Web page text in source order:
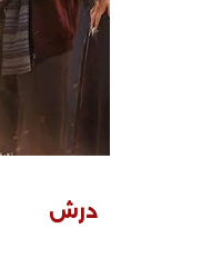
درش